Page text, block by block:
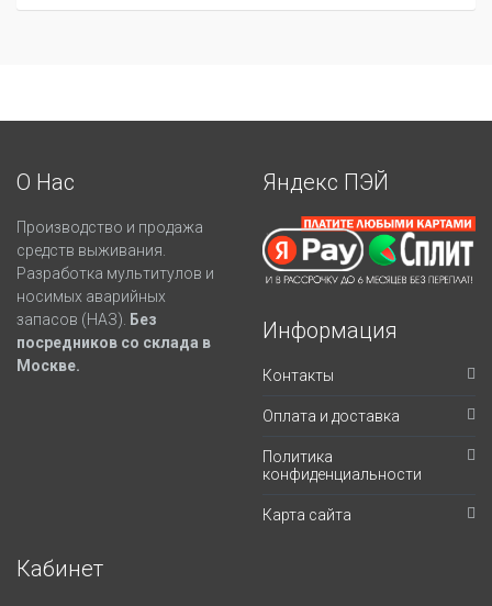
О Нас
Производство и продажа
средств выживания.
Разработка мультитулов и
носимых аварийных
запасов (НАЗ).
Без
посредников со склада в
Москве.
Яндекс ПЭЙ
Информация
Контакты
Оплата и доставка
Политика
конфиденциальности
Карта сайта
Кабинет